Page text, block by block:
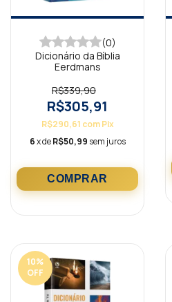
(0)
Dicionário da Bíblia
Eerdmans
R$339,90
R$305,91
R$290,61 com Pix
6x deR$50,99 sem juros
10%
OFF